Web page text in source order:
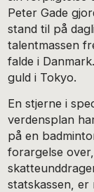
Peter Gade
stand til på
talentmassen
falde i
guld i Tokyo.
En stjerne i
verdensplan
på en
forargelse
statskassen, er